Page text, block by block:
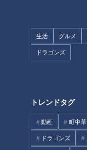
生活 グルメ
ドラゴンズ
トレンドタグ
動画 町中華
ドラゴンズ
CBCテレビ：画像『チャント
がしはず）海岸。ゴー
リが採れるため、多く
は、条件がそろえば、
海が繋がって見えるリ
称“ハズニ塩湖”とも呼